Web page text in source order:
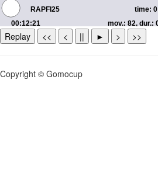
Replay << < || ► > >>
Copyright © Gomocup